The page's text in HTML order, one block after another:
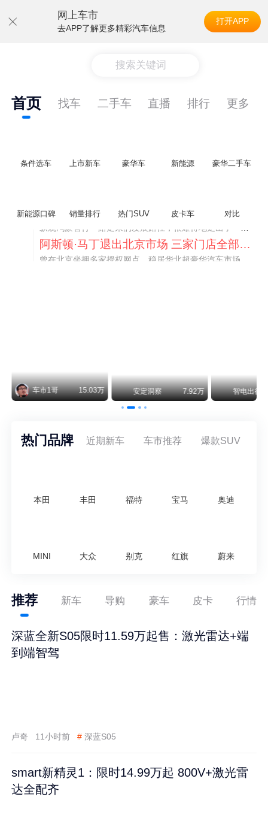
网上车市
去APP了解更多精彩汽车信息
打开APP
搜索关键词
首页 找车 二手车 直播 排行 更多
条件选车 上市新车 豪华车 新能源 豪华二手车
新能源口碑 销量排行 热门SUV 皮卡车 对比
阿斯顿·马丁退出北京市场 三家门店全部关闭
曾在北京坐拥多家授权网点、稳居华北超豪华汽车市场重要一席的阿斯顿·马丁，如今彻底走完了在北京新车零售的全部征程。
车市1哥 15.03万 安定洞察 7.92万 智电出行
热门品牌 近期新车 车市推荐 爆款SUV
本田 丰田 福特 宝马 奥迪
MINI 大众 别克 红旗 蔚来
推荐 新车 导购 豪车 皮卡 行情
深蓝全新S05限时11.59万起售：激光雷达+端
到端智驾
卢奇 11小时前 # 深蓝S05
smart新精灵1：限时14.99万起 800V+激光雷
达全配齐